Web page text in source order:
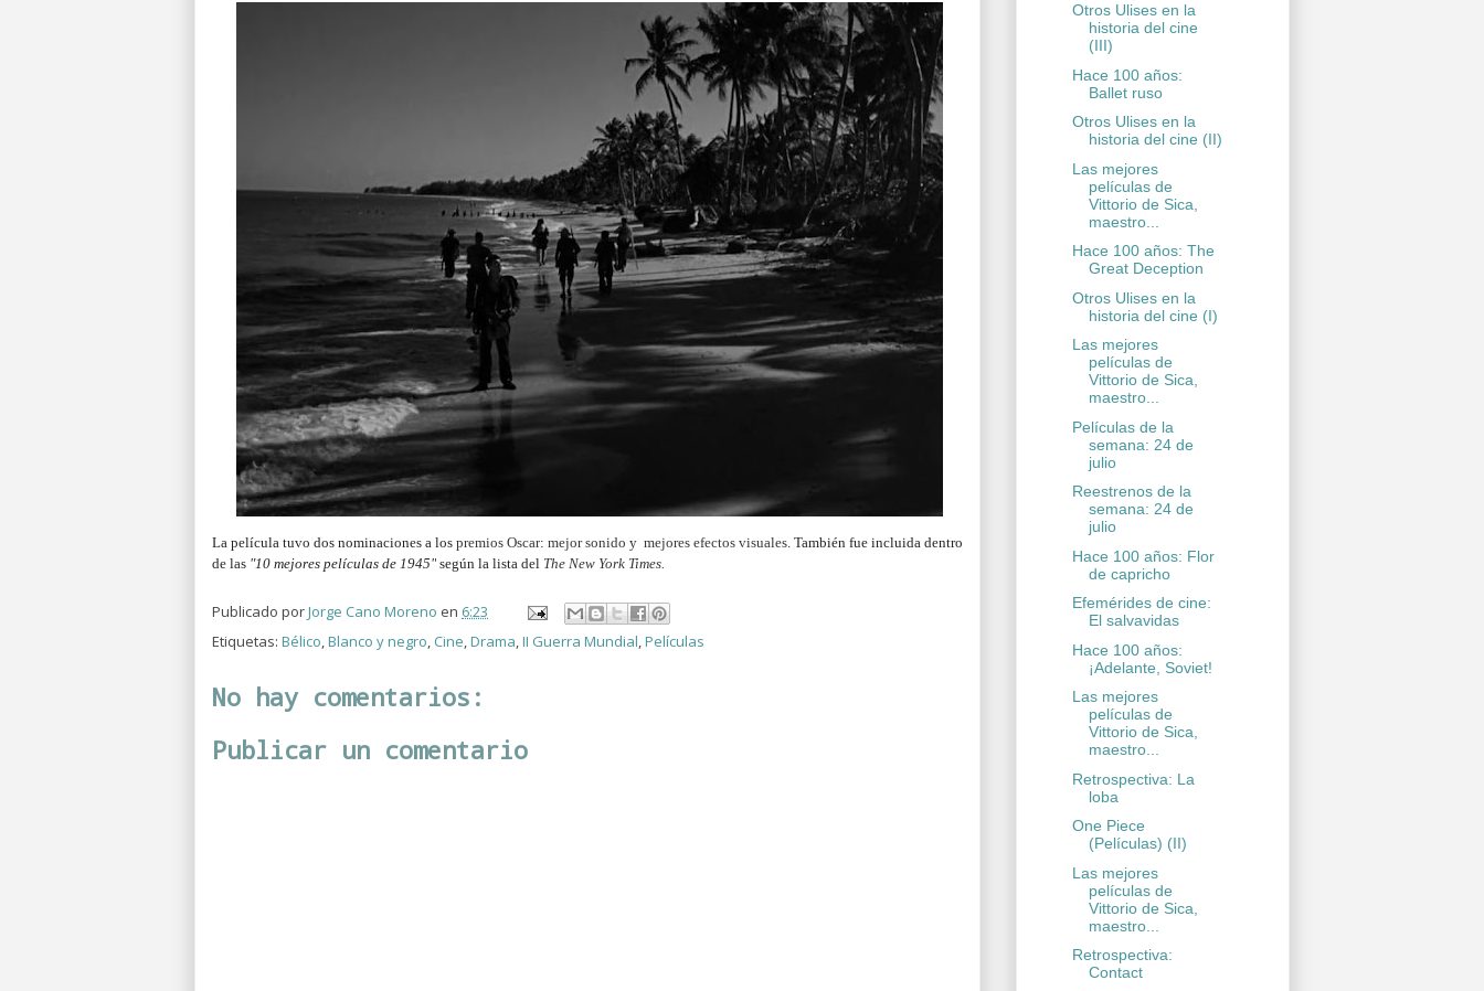
La película tuvo dos nominaciones a los premios Oscar: mejor sonido y mejores efectos visuales También fue incluida dentro
de las "10 mejores películas de 1945" según la lista del The New York Times
Publicado porJorge Cano Moreno en 6:23
Etiquetas: Bélico,Blanco y negro, Cine,Drama,II Guerra Mundial,Películas
No hay comentarios:
Publicar un comentario
Otros Ulises en la
historia del cine
(III)
Hace 100 años:
Ballet ruso
Otros Ulises en la
historia del cine (II)
Las mejores
películas de
Vittorio de Sica,
maestro...
Hace 100 años: The
Great Deception
Otros Ulises en la
historia del cine (I)
Las mejores
películas de
Vittorio de Sica,
maestro...
Películas de la
semana: 24 de
julio
Reestrenos de la
semana: 24 de
julio
Hace 100 años: Flor
de capricho
Efemérides de cine:
El salvavidas
Hace 100 años:
¡Adelante, Soviet!
Las mejores
películas de
Vittorio de Sica,
maestro...
Retrospectiva: La
loba
One Piece
(Películas) (II)
Las mejores
películas de
Vittorio de Sica,
maestro...
Retrospectiva:
Contact